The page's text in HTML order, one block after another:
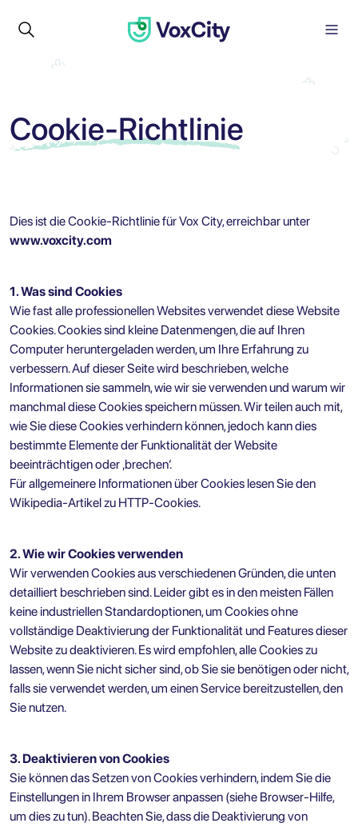
Cookie-Richtlinie
Dies ist die Cookie-Richtlinie für Vox City, erreichbar unter
www.voxcity.com
1. Was sind Cookies
Wie fast alle professionellen Websites verwendet diese Website
Cookies. Cookies sind kleine Datenmengen, die auf Ihren
Computer heruntergeladen werden, um Ihre Erfahrung zu
verbessern. Auf dieser Seite wird beschrieben, welche
Informationen sie sammeln, wie wir sie verwenden und warum wir
manchmal diese Cookies speichern müssen. Wir teilen auch mit,
wie Sie diese Cookies verhindern können, jedoch kann dies
bestimmte Elemente der Funktionalität der Website
beeinträchtigen oder ‚brechen‘.
Für allgemeinere Informationen über Cookies lesen Sie den
Wikipedia-Artikel zu HTTP-Cookies.
2. Wie wir Cookies verwenden
Wir verwenden Cookies aus verschiedenen Gründen, die unten
detailliert beschrieben sind. Leider gibt es in den meisten Fällen
keine industriellen Standardoptionen, um Cookies ohne
vollständige Deaktivierung der Funktionalität und Features dieser
Website zu deaktivieren. Es wird empfohlen, alle Cookies zu
lassen, wenn Sie nicht sicher sind, ob Sie sie benötigen oder nicht,
falls sie verwendet werden, um einen Service bereitzustellen, den
Sie nutzen.
3. Deaktivieren von Cookies
Sie können das Setzen von Cookies verhindern, indem Sie die
Einstellungen in Ihrem Browser anpassen (siehe Browser-Hilfe,
um dies zu tun). Beachten Sie, dass die Deaktivierung von